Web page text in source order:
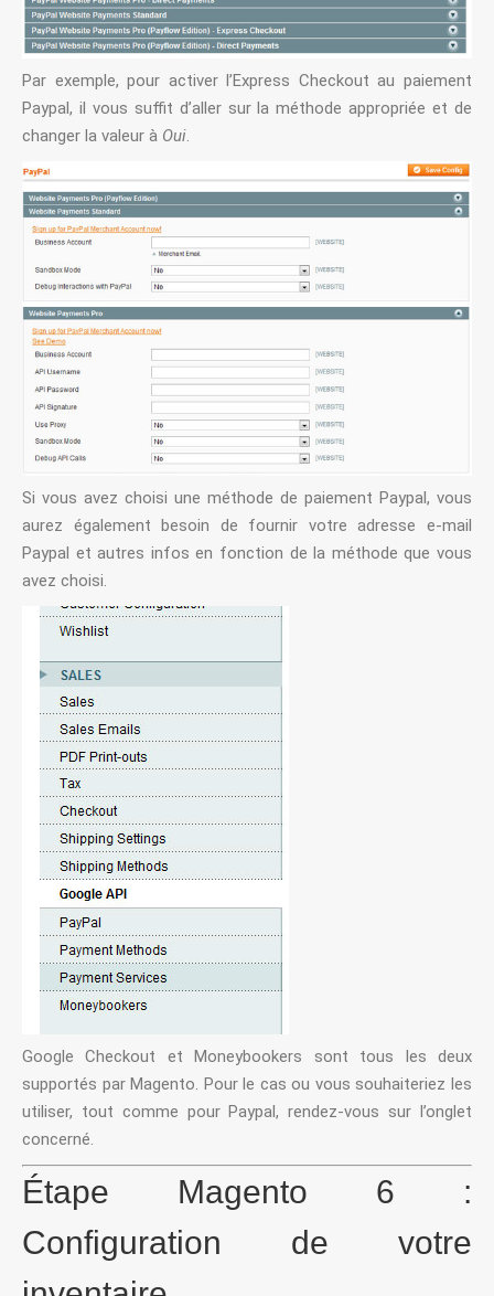
Par exemple, pour activer l’Express Checkout au paiement
Paypal, il vous suffit d’aller sur la méthode appropriée et de
changer la valeur à Oui.
Si vous avez choisi une méthode de paiement Paypal, vous
aurez également besoin de fournir votre adresse e-mail
Paypal et autres infos en fonction de la méthode que vous
avez choisi.
Google Checkout et Moneybookers sont tous les deux
supportés par Magento. Pour le cas ou vous souhaiteriez les
utiliser, tout comme pour Paypal, rendez-vous sur l’onglet
concerné.
Étape Magento 6 :
Configuration de votre